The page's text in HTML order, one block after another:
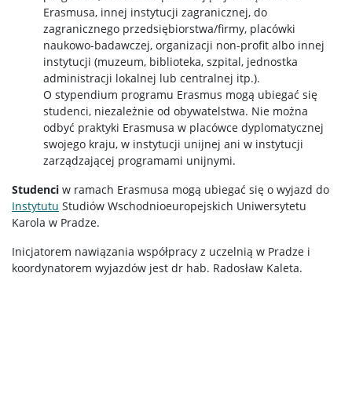
Erasmusa, innej instytucji zagranicznej, do
zagranicznego przedsiębiorstwa/firmy, placówki
naukowo-badawczej, organizacji non-profit albo innej
instytucji (muzeum, biblioteka, szpital, jednostka
administracji lokalnej lub centralnej itp.).
O stypendium programu Erasmus mogą ubiegać się
studenci, niezależnie od obywatelstwa. Nie można
odbyć praktyki Erasmusa w placówce dyplomatycznej
swojego kraju, w instytucji unijnej ani w instytucji
zarządzającej programami unijnymi.
Studenci w ramach Erasmusa mogą ubiegać się o wyjazd do
Instytutu Studiów Wschodnioeuropejskich Uniwersytetu
Karola w Pradze.
Inicjatorem nawiązania współpracy z uczelnią w Pradze i
koordynatorem wyjazdów jest dr hab. Radosław Kaleta.